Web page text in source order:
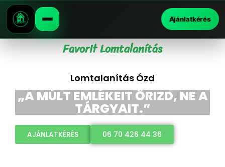
Ajánlatkérés
Favorit Lomtalanítás
Lomtalanítás Ózd
„A MÚLT EMLÉKEIT ŐRIZD, NE A
TÁRGYAIT.”
AJÁNLATKÉRÉS 06 70 426 44 36